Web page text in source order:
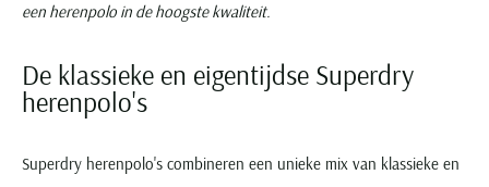
een herenpolo in de hoogste kwaliteit.
De klassieke en eigentijdse Superdry
herenpolo's
Superdry herenpolo's combineren een unieke mix van klassieke en